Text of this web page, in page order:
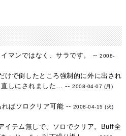
マンではなく、サラです。 --2008-
けで倒したところ強制的に外に出され
直しにされました… --2008-04-07 (月)
ばソロクリア可能 -- 2008-04-15 (火)
イテム無しで、ソロでクリア。Buff全